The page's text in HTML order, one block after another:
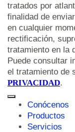
tratados por
finalidad de
en cualquier
rectificación,
tratamiento en la
Puede consultar
el tratamiento de
PRIVACIDAD.
Conócenos
Productos
Servicios